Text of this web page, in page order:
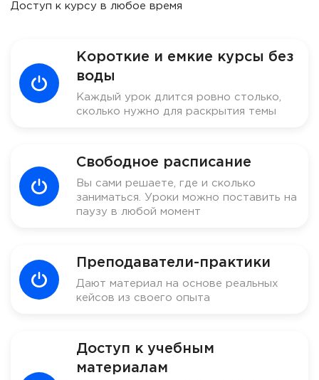
Доступ к курсу в любое время
Короткие и емкие курсы без
воды
Каждый урок длится ровно столько,
сколько нужно для раскрытия темы
Свободное расписание
Вы сами решаете, где и сколько
заниматься. Уроки можно поставить на
паузу в любой момент
Преподаватели-практики
Дают материал на основе реальных
кейсов из своего опыта
Доступ к учебным
материалам